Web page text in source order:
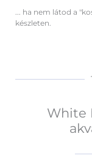
... ha nem látod a
készleten.
White